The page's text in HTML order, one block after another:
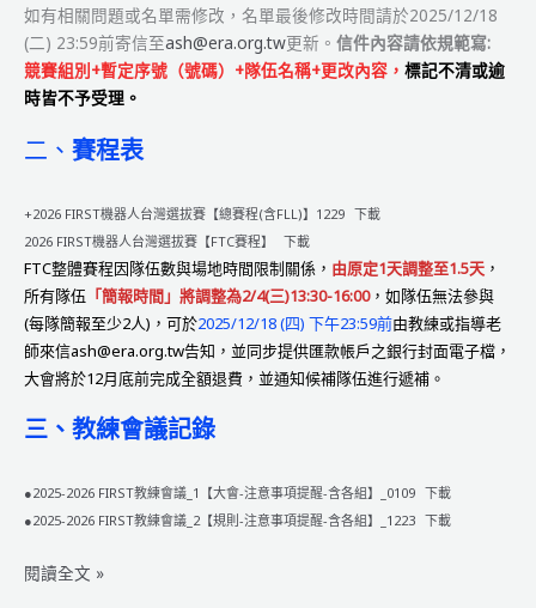
事
名
單】
如有相關問題或名單需修改，名單最後修改時間請於2025/12/18
(二) 23:59前寄信至ash@era.org.tw更新。 信件內容請依規範寫:
競賽組別+暫定序號（號碼）+隊伍名稱+更改內容， 標記不清或逾
時皆不予受理。
二、 賽程表
+2026 FIRST機器人台灣選拔賽【總賽程(含FLL)】1229 下載
2026 FIRST機器人台灣選拔賽【FTC賽程】
下載
FTC整體賽程因隊伍數與場地時間限制關係， 由原定1天調整至1.5天 ，
所有隊伍 「簡報時間」將調整為2/4(三)13:30-16:00，如隊伍無法參與
(每隊簡報至少2人)，可於2025/12/18 (四) 下午23:59前由教練或指導老
師來信ash@era.org.tw告知，並同步提供匯款帳戶之銀行封面電子檔，
大會將於12月底前完成全額退費，並通知候補隊伍進行遞補。
三、教練會議記錄
●2025-2026 FIRST教練會議_1【大會-注意事項提醒-含各組】_0109 下載
●2025-2026 FIRST教練會議_2【規則-注意事項提醒-含各組】_1223 下載
2025-
閱讀全文 »